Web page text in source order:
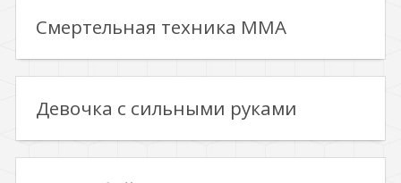
Смертельная техника ММА
Девочка с сильными руками